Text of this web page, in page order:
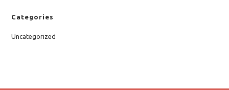
Categories
Uncategorized